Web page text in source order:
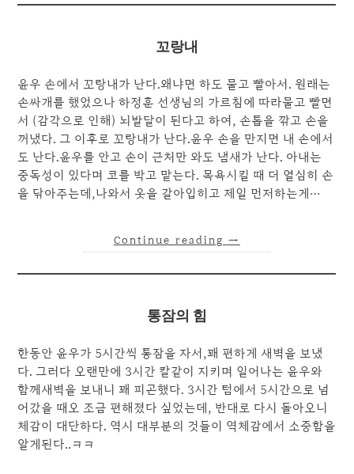
꼬랑내
윤우 손에서 꼬랑내가 난다.왜냐면 하도 물고 빨아서. 원래는
손싸개를 했었으나 하정훈 선생님의 가르침에 따라물고 빨면
서 (감각으로 인해) 뇌발달이 된다고 하여, 손톱을 깎고 손을
꺼냈다. 그 이후로 꼬랑내가 난다.윤우 손을 만지면 내 손에서
도 난다.윤우를 안고 손이 근처만 와도 냄새가 난다. 아내는
중독성이 있다며 코를 박고 맡는다. 목욕시킬 때 더 열심히 손
을 닦아주는데,나와서 옷을 갈아입히고 제일 먼저하는게…
Continue reading →
통잠의 힘
한동안 윤우가 5시간씩 통잠을 자서,꽤 편하게 새벽을 보냈
다. 그러다 오랜만에 3시간 칼같이 지키며 일어나는 윤우와
함께새벽을 보내니 꽤 피곤했다. 3시간 텀에서 5시간으로 넘
어갔을 때오 조금 편해졌다 싶었는데, 반대로 다시 돌아오니
체감이 대단하다. 역시 대부분의 것들이 역체감에서 소중함을
알게된다..ㅋㅋ